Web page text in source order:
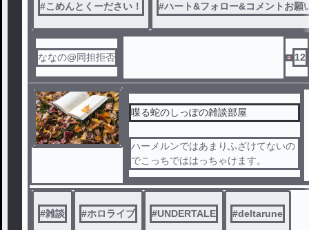
#こめんとくーださい！ #ハート&フォロー&コメントお願
ななの@同担拒否 12
喋る蛇のしっぽの雑談部屋
ハーメルンではあまりふざけてないの
でこっちでははっちゃけます。
#雑談 #ホロライブ #UNDERTALE #deltarune